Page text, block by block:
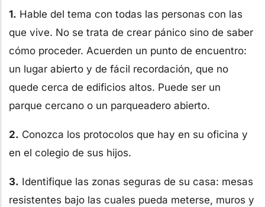
1. Hable del tema con todas las personas con las
que vive. No se trata de crear pánico sino de saber
cómo proceder. Acuerden un punto de encuentro:
un lugar abierto y de fácil recordación, que no
quede cerca de edificios altos. Puede ser un
parque cercano o un parqueadero abierto.
2. Conozca los protocolos que hay en su oficina y
en el colegio de sus hijos.
3. Identifique las zonas seguras de su casa: mesas
resistentes bajo las cuales pueda meterse, muros y